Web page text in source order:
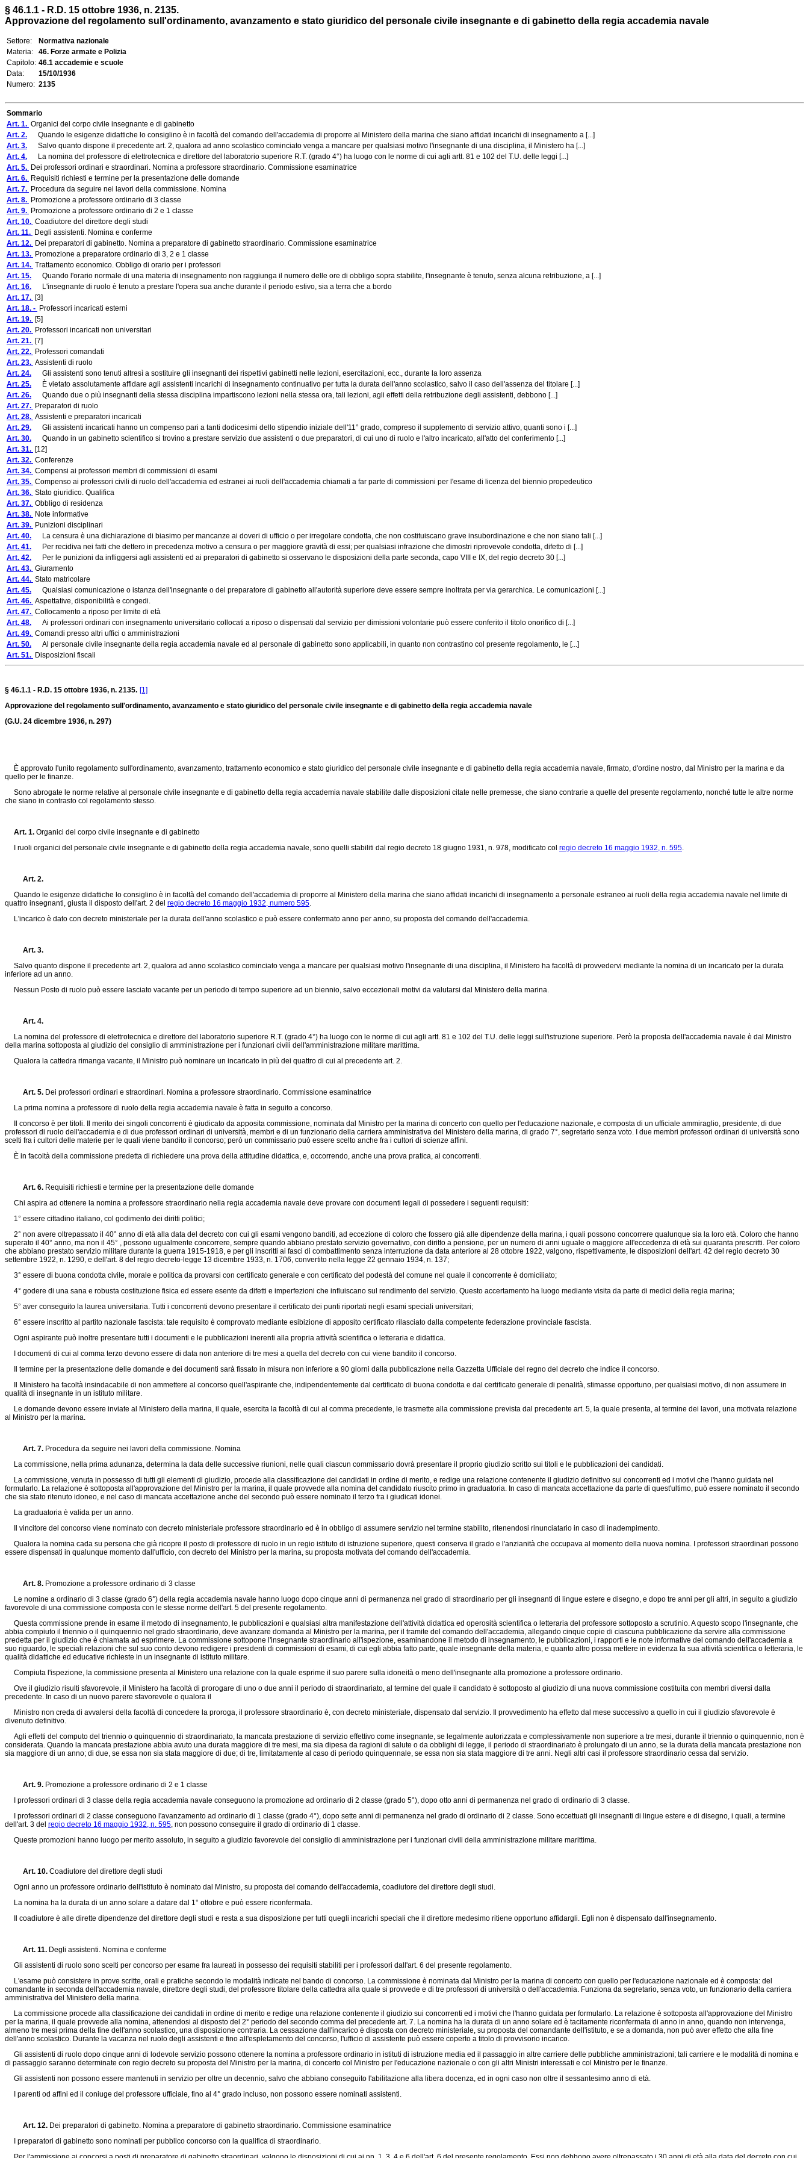
§ 46.1.1 - R.D. 15 ottobre 1936, n. 2135.
Approvazione del regolamento sull'ordinamento, avanzamento e stato giuridico del personale civile insegnante e di gabinetto della regia accademia navale
Settore:
Normativa nazionale
Materia:
46. Forze armate e Polizia
Capitolo: 46.1 accademie e scuole
Data:
15/10/1936
Numero: 2135
Sommario
Art. 1. Organici del corpo civile insegnante e di gabinetto
Art. 2. Quando le esigenze didattiche lo consiglino è in facoltà del comando dell'accademia di proporre al Ministero della marina che siano affidati incarichi di insegnamento a [...]
Art. 3. Salvo quanto dispone il precedente art. 2, qualora ad anno scolastico cominciato venga a mancare per qualsiasi motivo l'insegnante di una disciplina, il Ministero ha [...]
Art. 4. La nomina del professore di elettrotecnica e direttore del laboratorio superiore R.T. (grado 4°) ha luogo con le norme di cui agli artt. 81 e 102 del T.U. delle leggi [...]
Art. 5. Dei professori ordinari e straordinari. Nomina a professore straordinario. Commissione esaminatrice
Art. 6. Requisiti richiesti e termine per la presentazione delle domande
Art. 7. Procedura da seguire nei lavori della commissione. Nomina
Art. 8. Promozione a professore ordinario di 3 classe
Art. 9. Promozione a professore ordinario di 2 e 1 classe
Art. 10. Coadiutore del direttore degli studi
Art. 11. Degli assistenti. Nomina e conferme
Art. 12. Dei preparatori di gabinetto. Nomina a preparatore di gabinetto straordinario. Commissione esaminatrice
Art. 13. Promozione a preparatore ordinario di 3, 2 e 1 classe
Art. 14. Trattamento economico. Obbligo di orario per i professori
Art. 15. Quando l'orario normale di una materia di insegnamento non raggiunga il numero delle ore di obbligo sopra stabilite, l'insegnante è tenuto, senza alcuna retribuzione, a [...]
Art. 16. L'insegnante di ruolo è tenuto a prestare l'opera sua anche durante il periodo estivo, sia a terra che a bordo
Art. 17. [3]
Art. 18. - Professori incaricati esterni
Art. 19. [5]
Art. 20. Professori incaricati non universitari
Art. 21. [7]
Art. 22. Professori comandati
Art. 23. Assistenti di ruolo
Art. 24. Gli assistenti sono tenuti altresì a sostituire gli insegnanti dei rispettivi gabinetti nelle lezioni, esercitazioni, ecc., durante la loro assenza
Art. 25. È vietato assolutamente affidare agli assistenti incarichi di insegnamento continuativo per tutta la durata dell'anno scolastico, salvo il caso dell'assenza del titolare [...]
Art. 26. Quando due o più insegnanti della stessa disciplina impartiscono lezioni nella stessa ora, tali lezioni, agli effetti della retribuzione degli assistenti, debbono [...]
Art. 27. Preparatori di ruolo
Art. 28. Assistenti e preparatori incaricati
Art. 29. Gli assistenti incaricati hanno un compenso pari a tanti dodicesimi dello stipendio iniziale dell'11° grado, compreso il supplemento di servizio attivo, quanti sono i [...]
Art. 30. Quando in un gabinetto scientifico si trovino a prestare servizio due assistenti o due preparatori, di cui uno di ruolo e l'altro incaricato, all'atto del conferimento [...]
Art. 31. [12]
Art. 32. Conferenze
Art. 34. Compensi ai professori membri di commissioni di esami
Art. 35. Compenso ai professori civili di ruolo dell'accademia ed estranei ai ruoli dell'accademia chiamati a far parte di commissioni per l'esame di licenza del biennio propedeutico
Art. 36. Stato giuridico. Qualifica
Art. 37. Obbligo di residenza
Art. 38. Note informative
Art. 39. Punizioni disciplinari
Art. 40. La censura è una dichiarazione di biasimo per mancanze ai doveri di ufficio o per irregolare condotta, che non costituiscano grave insubordinazione e che non siano tali [...]
Art. 41. Per recidiva nei fatti che dettero in precedenza motivo a censura o per maggiore gravità di essi; per qualsiasi infrazione che dimostri riprovevole condotta, difetto di [...]
Art. 42. Per le punizioni da infliggersi agli assistenti ed ai preparatori di gabinetto si osservano le disposizioni della parte seconda, capo VIII e IX, del regio decreto 30 [...]
Art. 43. Giuramento
Art. 44. Stato matricolare
Art. 45. Qualsiasi comunicazione o istanza dell'insegnante o del preparatore di gabinetto all'autorità superiore deve essere sempre inoltrata per via gerarchica. Le comunicazioni [...]
Art. 46. Aspettative, disponibilità e congedi.
Art. 47. Collocamento a riposo per limite di età
Art. 48. Ai professori ordinari con insegnamento universitario collocati a riposo o dispensati dal servizio per dimissioni volontarie può essere conferito il titolo onorifico di [...]
Art. 49. Comandi presso altri uffici o amministrazioni
Art. 50. Al personale civile insegnante della regia accademia navale ed al personale di gabinetto sono applicabili, in quanto non contrastino col presente regolamento, le [...]
Art. 51. Disposizioni fiscali
§ 46.1.1 - R.D. 15 ottobre 1936, n. 2135. [1]
Approvazione del regolamento sull'ordinamento, avanzamento e stato giuridico del personale civile insegnante e di gabinetto della regia accademia navale
(G.U. 24 dicembre 1936, n. 297)
È approvato l'unito regolamento sull'ordinamento, avanzamento, trattamento economico e stato giuridico del personale civile insegnante e di gabinetto della regia accademia navale, firmato, d'ordine nostro, dal Ministro per la marina e da
quello per le finanze.
Sono abrogate le norme relative al personale civile insegnante e di gabinetto della regia accademia navale stabilite dalle disposizioni citate nelle premesse, che siano contrarie a quelle del presente regolamento, nonché tutte le altre norme
che siano in contrasto col regolamento stesso.
Art. 1. Organici del corpo civile insegnante e di gabinetto
I ruoli organici del personale civile insegnante e di gabinetto della regia accademia navale, sono quelli stabiliti dal regio decreto 18 giugno 1931, n. 978, modificato col regio decreto 16 maggio 1932, n. 595.
Art. 2.
Quando le esigenze didattiche lo consiglino è in facoltà del comando dell'accademia di proporre al Ministero della marina che siano affidati incarichi di insegnamento a personale estraneo ai ruoli della regia accademia navale nel limite di
quattro insegnanti, giusta il disposto dell'art. 2 del regio decreto 16 maggio 1932, numero 595.
L'incarico è dato con decreto ministeriale per la durata dell'anno scolastico e può essere confermato anno per anno, su proposta del comando dell'accademia.
Art. 3.
Salvo quanto dispone il precedente art. 2, qualora ad anno scolastico cominciato venga a mancare per qualsiasi motivo l'insegnante di una disciplina, il Ministero ha facoltà di provvedervi mediante la nomina di un incaricato per la durata
inferiore ad un anno.
Nessun Posto di ruolo può essere lasciato vacante per un periodo di tempo superiore ad un biennio, salvo eccezionali motivi da valutarsi dal Ministero della marina.
Art. 4.
La nomina del professore di elettrotecnica e direttore del laboratorio superiore R.T. (grado 4°) ha luogo con le norme di cui agli artt. 81 e 102 del T.U. delle leggi sull'istruzione superiore. Però la proposta dell'accademia navale è dal Ministro
della marina sottoposta al giudizio del consiglio di amministrazione per i funzionari civili dell'amministrazione militare marittima.
Qualora la cattedra rimanga vacante, il Ministro può nominare un incaricato in più dei quattro di cui al precedente art. 2.
Art. 5. Dei professori ordinari e straordinari. Nomina a professore straordinario. Commissione esaminatrice
La prima nomina a professore di ruolo della regia accademia navale è fatta in seguito a concorso.
Il concorso è per titoli. Il merito dei singoli concorrenti è giudicato da apposita commissione, nominata dal Ministro per la marina di concerto con quello per l'educazione nazionale, e composta di un ufficiale ammiraglio, presidente, di due
professori di ruolo dell'accademia e di due professori ordinari di università, membri e di un funzionario della carriera amministrativa del Ministero della marina, di grado 7°, segretario senza voto. I due membri professori ordinari di università sono
scelti fra i cultori delle materie per le quali viene bandito il concorso; però un commissario può essere scelto anche fra i cultori di scienze affini.
È in facoltà della commissione predetta di richiedere una prova della attitudine didattica, e, occorrendo, anche una prova pratica, ai concorrenti.
Art. 6. Requisiti richiesti e termine per la presentazione delle domande
Chi aspira ad ottenere la nomina a professore straordinario nella regia accademia navale deve provare con documenti legali di possedere i seguenti requisiti:
1° essere cittadino italiano, col godimento dei diritti politici;
2° non avere oltrepassato il 40° anno di età alla data del decreto con cui gli esami vengono banditi, ad eccezione di coloro che fossero già alle dipendenze della marina, i quali possono concorrere qualunque sia la loro età. Coloro che hanno
superato il 40° anno, ma non il 45° , possono ugualmente concorrere, sempre quando abbiano prestato servizio governativo, con diritto a pensione, per un numero di anni uguale o maggiore all'eccedenza di età sui quaranta prescritti. Per coloro
che abbiano prestato servizio militare durante la guerra 1915-1918, e per gli inscritti ai fasci di combattimento senza interruzione da data anteriore al 28 ottobre 1922, valgono, rispettivamente, le disposizioni dell'art. 42 del regio decreto 30
settembre 1922, n. 1290, e dell'art. 8 del regio decreto-legge 13 dicembre 1933, n. 1706, convertito nella legge 22 gennaio 1934, n. 137;
3° essere di buona condotta civile, morale e politica da provarsi con certificato generale e con certificato del podestà del comune nel quale il concorrente è domiciliato;
4° godere di una sana e robusta costituzione fisica ed essere esente da difetti e imperfezioni che influiscano sul rendimento del servizio. Questo accertamento ha luogo mediante visita da parte di medici della regia marina;
5° aver conseguito la laurea universitaria. Tutti i concorrenti devono presentare il certificato dei punti riportati negli esami speciali universitari;
6° essere inscritto al partito nazionale fascista: tale requisito è comprovato mediante esibizione di apposito certificato rilasciato dalla competente federazione provinciale fascista.
Ogni aspirante può inoltre presentare tutti i documenti e le pubblicazioni inerenti alla propria attività scientifica o letteraria e didattica.
I documenti di cui al comma terzo devono essere di data non anteriore di tre mesi a quella del decreto con cui viene bandito il concorso.
Il termine per la presentazione delle domande e dei documenti sarà fissato in misura non inferiore a 90 giorni dalla pubblicazione nella Gazzetta Ufficiale del regno del decreto che indice il concorso.
Il Ministero ha facoltà insindacabile di non ammettere al concorso quell'aspirante che, indipendentemente dal certificato di buona condotta e dal certificato generale di penalità, stimasse opportuno, per qualsiasi motivo, di non assumere in
qualità di insegnante in un istituto militare.
Le domande devono essere inviate al Ministero della marina, il quale, esercita la facoltà di cui al comma precedente, le trasmette alla commissione prevista dal precedente art. 5, la quale presenta, al termine dei lavori, una motivata relazione
al Ministro per la marina.
Art. 7. Procedura da seguire nei lavori della commissione. Nomina
La commissione, nella prima adunanza, determina la data delle successive riunioni, nelle quali ciascun commissario dovrà presentare il proprio giudizio scritto sui titoli e le pubblicazioni dei candidati.
La commissione, venuta in possesso di tutti gli elementi di giudizio, procede alla classificazione dei candidati in ordine di merito, e redige una relazione contenente il giudizio definitivo sui concorrenti ed i motivi che l'hanno guidata nel
formularlo. La relazione è sottoposta all'approvazione del Ministro per la marina, il quale provvede alla nomina del candidato riuscito primo in graduatoria. In caso di mancata accettazione da parte di quest'ultimo, può essere nominato il secondo
che sia stato ritenuto idoneo, e nel caso di mancata accettazione anche del secondo può essere nominato il terzo fra i giudicati idonei.
La graduatoria è valida per un anno.
Il vincitore del concorso viene nominato con decreto ministeriale professore straordinario ed è in obbligo di assumere servizio nel termine stabilito, ritenendosi rinunciatario in caso di inadempimento.
Qualora la nomina cada su persona che già ricopre il posto di professore di ruolo in un regio istituto di istruzione superiore, questi conserva il grado e l'anzianità che occupava al momento della nuova nomina. I professori straordinari possono
essere dispensati in qualunque momento dall'ufficio, con decreto del Ministro per la marina, su proposta motivata del comando dell'accademia.
Art. 8. Promozione a professore ordinario di 3 classe
Le nomine a ordinario di 3 classe (grado 6°) della regia accademia navale hanno luogo dopo cinque anni di permanenza nel grado di straordinario per gli insegnanti di lingue estere e disegno, e dopo tre anni per gli altri, in seguito a giudizio
favorevole di una commissione composta con le stesse norme dell'art. 5 del presente regolamento.
Questa commissione prende in esame il metodo di insegnamento, le pubblicazioni e qualsiasi altra manifestazione dell'attività didattica ed operosità scientifica o letteraria del professore sottoposto a scrutinio. A questo scopo l'insegnante, che
abbia compiuto il triennio o il quinquennio nel grado straordinario, deve avanzare domanda al Ministro per la marina, per il tramite del comando dell'accademia, allegando cinque copie di ciascuna pubblicazione da servire alla commissione
predetta per il giudizio che è chiamata ad esprimere. La commissione sottopone l'insegnante straordinario all'ispezione, esaminandone il metodo di insegnamento, le pubblicazioni, i rapporti e le note informative del comando dell'accademia a
suo riguardo, le speciali relazioni che sul suo conto devono redigere i presidenti di commissioni di esami, di cui egli abbia fatto parte, quale insegnante della materia, e quanto altro possa mettere in evidenza la sua attività scientifica o letteraria, le
qualità didattiche ed educative richieste in un insegnante di istituto militare.
Compiuta l'ispezione, la commissione presenta al Ministero una relazione con la quale esprime il suo parere sulla idoneità o meno dell'insegnante alla promozione a professore ordinario.
Ove il giudizio risulti sfavorevole, il Ministero ha facoltà di prorogare di uno o due anni il periodo di straordinariato, al termine del quale il candidato è sottoposto al giudizio di una nuova commissione costituita con membri diversi dalla
precedente. In caso di un nuovo parere sfavorevole o qualora il
Ministro non creda di avvalersi della facoltà di concedere la proroga, il professore straordinario è, con decreto ministeriale, dispensato dal servizio. Il provvedimento ha effetto dal mese successivo a quello in cui il giudizio sfavorevole è
divenuto definitivo.
Agli effetti del computo del triennio o quinquennio di straordinariato, la mancata prestazione di servizio effettivo come insegnante, se legalmente autorizzata e complessivamente non superiore a tre mesi, durante il triennio o quinquennio, non è
considerata. Quando la mancata prestazione abbia avuto una durata maggiore di tre mesi, ma sia dipesa da ragioni di salute o da obblighi di legge, il periodo di straordinariato è prolungato di un anno, se la durata della mancata prestazione non
sia maggiore di un anno; di due, se essa non sia stata maggiore di due; di tre, limitatamente al caso di periodo quinquennale, se essa non sia stata maggiore di tre anni. Negli altri casi il professore straordinario cessa dal servizio.
Art. 9. Promozione a professore ordinario di 2 e 1 classe
I professori ordinari di 3 classe della regia accademia navale conseguono la promozione ad ordinario di 2 classe (grado 5°), dopo otto anni di permanenza nel grado di ordinario di 3 classe.
I professori ordinari di 2 classe conseguono l'avanzamento ad ordinario di 1 classe (grado 4°), dopo sette anni di permanenza nel grado di ordinario di 2 classe. Sono eccettuati gli insegnanti di lingue estere e di disegno, i quali, a termine
dell'art. 3 del regio decreto 16 maggio 1932, n. 595, non possono conseguire il grado di ordinario di 1 classe.
Queste promozioni hanno luogo per merito assoluto, in seguito a giudizio favorevole del consiglio di amministrazione per i funzionari civili della amministrazione militare marittima.
Art. 10. Coadiutore del direttore degli studi
Ogni anno un professore ordinario dell'istituto è nominato dal Ministro, su proposta del comando dell'accademia, coadiutore del direttore degli studi.
La nomina ha la durata di un anno solare a datare dal 1° ottobre e può essere riconfermata.
Il coadiutore è alle dirette dipendenze del direttore degli studi e resta a sua disposizione per tutti quegli incarichi speciali che il direttore medesimo ritiene opportuno affidargli. Egli non è dispensato dall'insegnamento.
Art. 11. Degli assistenti. Nomina e conferme
Gli assistenti di ruolo sono scelti per concorso per esame fra laureati in possesso dei requisiti stabiliti per i professori dall'art. 6 del presente regolamento.
L'esame può consistere in prove scritte, orali e pratiche secondo le modalità indicate nel bando di concorso. La commissione è nominata dal Ministro per la marina di concerto con quello per l'educazione nazionale ed è composta: del
comandante in seconda dell'accademia navale, direttore degli studi, del professore titolare della cattedra alla quale si provvede e di tre professori di università o dell'accademia. Funziona da segretario, senza voto, un funzionario della carriera
amministrativa del Ministero della marina.
La commissione procede alla classificazione dei candidati in ordine di merito e redige una relazione contenente il giudizio sui concorrenti ed i motivi che l'hanno guidata per formularlo. La relazione è sottoposta all'approvazione del Ministro
per la marina, il quale provvede alla nomina, attenendosi al disposto del 2° periodo del secondo comma del precedente art. 7. La nomina ha la durata di un anno solare ed è tacitamente riconfermata di anno in anno, quando non intervenga,
almeno tre mesi prima della fine dell'anno scolastico, una disposizione contraria. La cessazione dall'incarico è disposta con decreto ministeriale, su proposta del comandante dell'istituto, e se a domanda, non può aver effetto che alla fine
dell'anno scolastico. Durante la vacanza nel ruolo degli assistenti e fino all'espletamento del concorso, l'ufficio di assistente può essere coperto a titolo di provvisorio incarico.
Gli assistenti di ruolo dopo cinque anni di lodevole servizio possono ottenere la nomina a professore ordinario in istituti di istruzione media ed il passaggio in altre carriere delle pubbliche amministrazioni; tali carriere e le modalità di nomina e
di passaggio saranno determinate con regio decreto su proposta del Ministro per la marina, di concerto col Ministro per l'educazione nazionale o con gli altri Ministri interessati e col Ministro per le finanze.
Gli assistenti non possono essere mantenuti in servizio per oltre un decennio, salvo che abbiano conseguito l'abilitazione alla libera docenza, ed in ogni caso non oltre il sessantesimo anno di età.
I parenti od affini ed il coniuge del professore ufficiale, fino al 4° grado incluso, non possono essere nominati assistenti.
Art. 12. Dei preparatori di gabinetto. Nomina a preparatore di gabinetto straordinario. Commissione esaminatrice
I preparatori di gabinetto sono nominati per pubblico concorso con la qualifica di straordinario.